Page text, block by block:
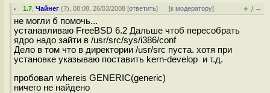
1.7 ,Чайнег (?), 08:08, 26/03/2008 [ответить] [к модератору] + / –
не могли б помочь...
устанавливаю FreeBSD 6.2 Дальше чтоб пересобрать
ядро надо зайти в /usr/src/sys/i386/conf
Дело в том что в директории /usr/src пуста. хотя при
установке указываю поставить kern-develop и т.д.
пробовал whereis GENERIC(generic)
ничего не найдено